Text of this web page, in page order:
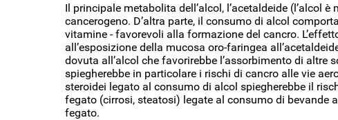
Il principale metabolita dell’alcol, l’acetaldeide (l’alcol
cancerogeno. D’altra parte, il consumo di alcol
vitamine - favorevoli alla formazione del cancro.
all’esposizione della mucosa oro-faringea
dovuta all’alcol che favorirebbe l’assorbimento di altre
spiegherebbe in particolare i rischi di cancro alle vie
steroidei legato al consumo di alcol spiegherebbe il
fegato (cirrosi, steatosi) legate al consumo di bevande
fegato.